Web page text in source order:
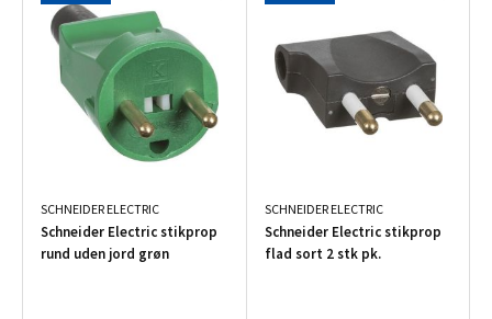
SCHNEIDER ELECTRIC
Schneider Electric stikprop
rund uden jord grøn
SCHNEIDER ELECTRIC
Schneider Electric stikprop
flad sort 2 stk pk.